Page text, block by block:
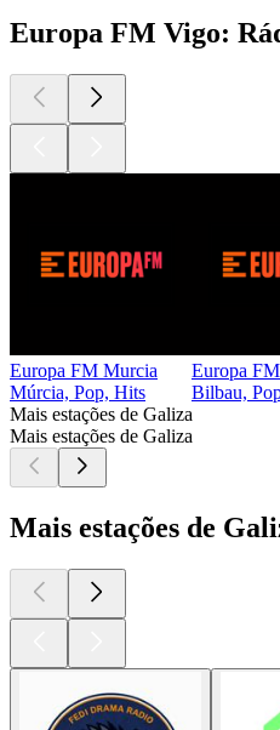
Europa FM Vigo:
Europa FM Murcia
Múrcia, Pop, Hits
Europa
Bilbau,
Mais estações de Galiza
Mais estações de Galiza
Mais estações de